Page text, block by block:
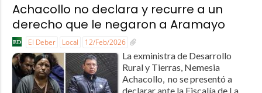
Achacollo no declara y recurre a un
derecho que le negaron a Aramayo
El Deber Local 12/Feb/2026
La exministra de Desarrollo
Rural y Tierras, Nemesia
Achacollo, no se presentó a
declarar ante la Fiscalía de La